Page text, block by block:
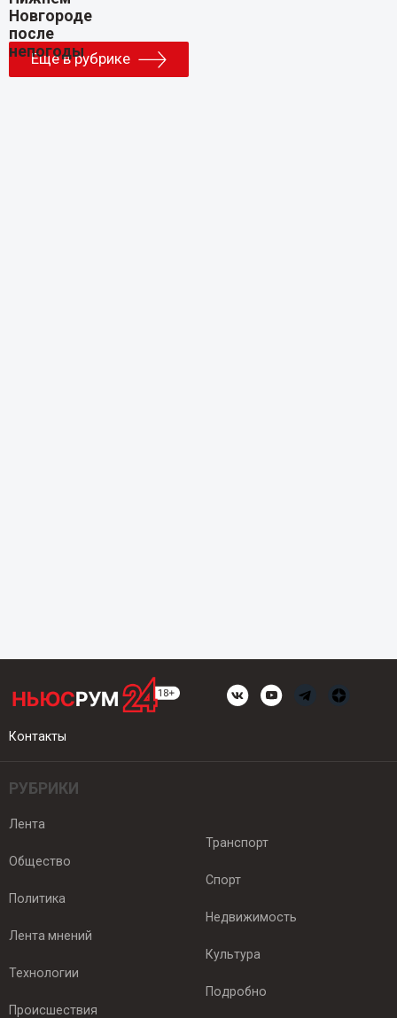
Еще в рубрике
Контакты
РУБРИКИ
Лента
Общество
Политика
Лента мнений
Технологии
Происшествия
Транспорт
Спорт
Недвижимость
Культура
Подробно